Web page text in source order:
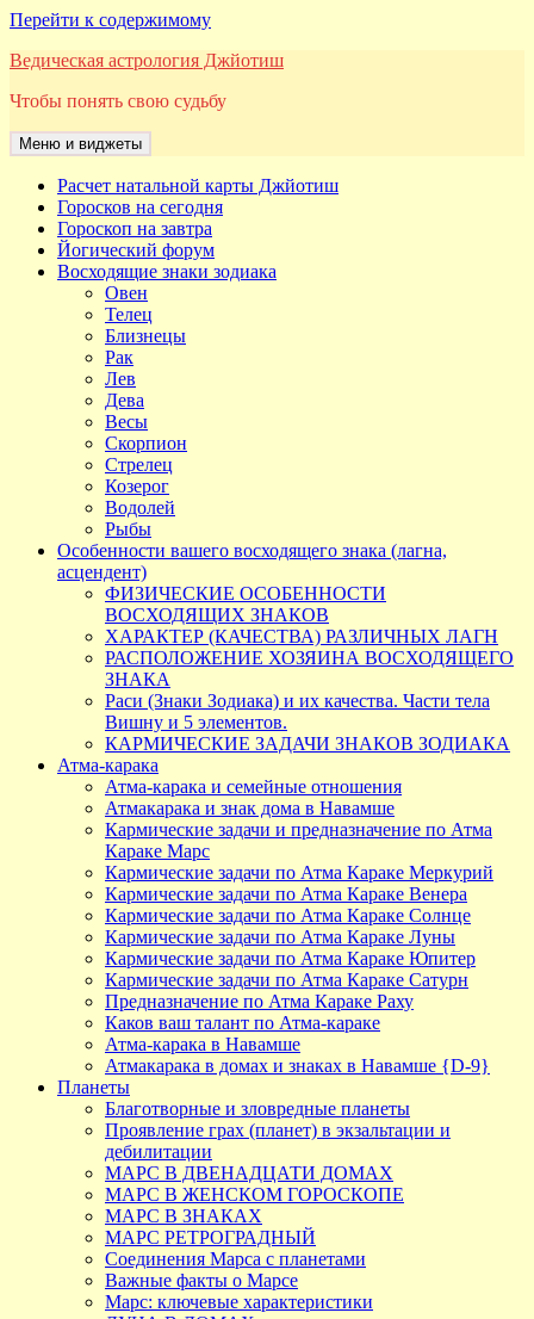
Перейти к содержимому
Ведическая астрология Джйотиш
Чтобы понять свою судьбу
Меню и виджеты
Расчет натальной карты Джйотиш
Горосков на сегодня
Гороскоп на завтра
Йогический форум
Восходящие знаки зодиака
Овен
Телец
Близнецы
Рак
Лев
Дева
Весы
Скорпион
Стрелец
Козерог
Водолей
Рыбы
Особенности вашего восходящего знака (лагна,
асцендент)
ФИЗИЧЕСКИЕ ОСОБЕННОСТИ
ВОСХОДЯЩИХ ЗНАКОВ
ХАРАКТЕР (КАЧЕСТВА) РАЗЛИЧНЫХ ЛАГН
РАСПОЛОЖЕНИЕ ХОЗЯИНА ВОСХОДЯЩЕГО
ЗНАКА
Раси (Знаки Зодиака) и их качества. Части тела
Вишну и 5 элементов.
КАРМИЧЕСКИЕ ЗАДАЧИ ЗНАКОВ ЗОДИАКА
Атма-карака
Атма-карака и семейные отношения
Атмакарака и знак дома в Навамше
Кармические задачи и предназначение по Атма
Караке Марс
Кармические задачи по Атма Караке Меркурий
Кармические задачи по Атма Караке Венера
Кармические задачи по Атма Караке Солнце
Кармические задачи по Атма Караке Луны
Кармические задачи по Атма Караке Юпитер
Кармические задачи по Атма Караке Сатурн
Предназначение по Атма Караке Раху
Каков ваш талант по Атма-караке
Атма-карака в Навамше
Атмакарака в домах и знаках в Навамше {D-9}
Планеты
Благотворные и зловредные планеты
Проявление грах (планет) в экзальтации и
дебилитации
МАРС В ДВЕНАДЦАТИ ДОМАХ
МАРС В ЖЕНСКОМ ГОРОСКОПЕ
МАРС В ЗНАКАХ
МАРС РЕТРОГРАДНЫЙ
Соединения Марса с планетами
Важные факты о Марсе
Марс: ключевые характеристики